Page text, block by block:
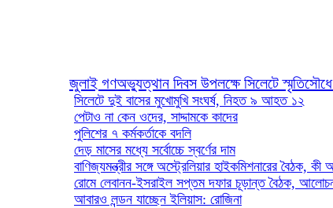
জুলাই গণঅভ্যুত্থান দিবস উপলক্ষে সিলেটে স্মৃতিসৌধে
সিলেটে দুই বাসের মুখোমুখি সংঘর্ষ, নিহত ৯ আহত ১২
পেটাও না কেন ওদের, সাদ্দামকে কাদের
পুলিশের ৭ কর্মকর্তাকে বদলি
দেড় মাসের মধ্যে সর্বোচ্চে স্বর্ণের দাম
বাণিজ্যমন্ত্রীর সঙ্গে অস্ট্রেলিয়ার হাইকমিশনারের বৈঠক,
রোমে লেবানন-ইসরাইল সপ্তম দফার চূড়ান্ত বৈঠক,
আবারও লন্ডন যাচ্ছেন ইলিয়াস: রোজিনা